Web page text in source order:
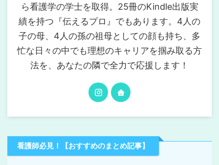
ら看護学の学士を取得。25冊のKindle出版実
績を持つ『伝えるプロ』でもあります。4人の
子の母、4人の孫の祖母としての顔も持ち、多
忙な日々の中でも理想のキャリアを掴み取る方
法を、あなたの隣で全力で応援します！
看護師必見！【おすすめのまとめ記事】